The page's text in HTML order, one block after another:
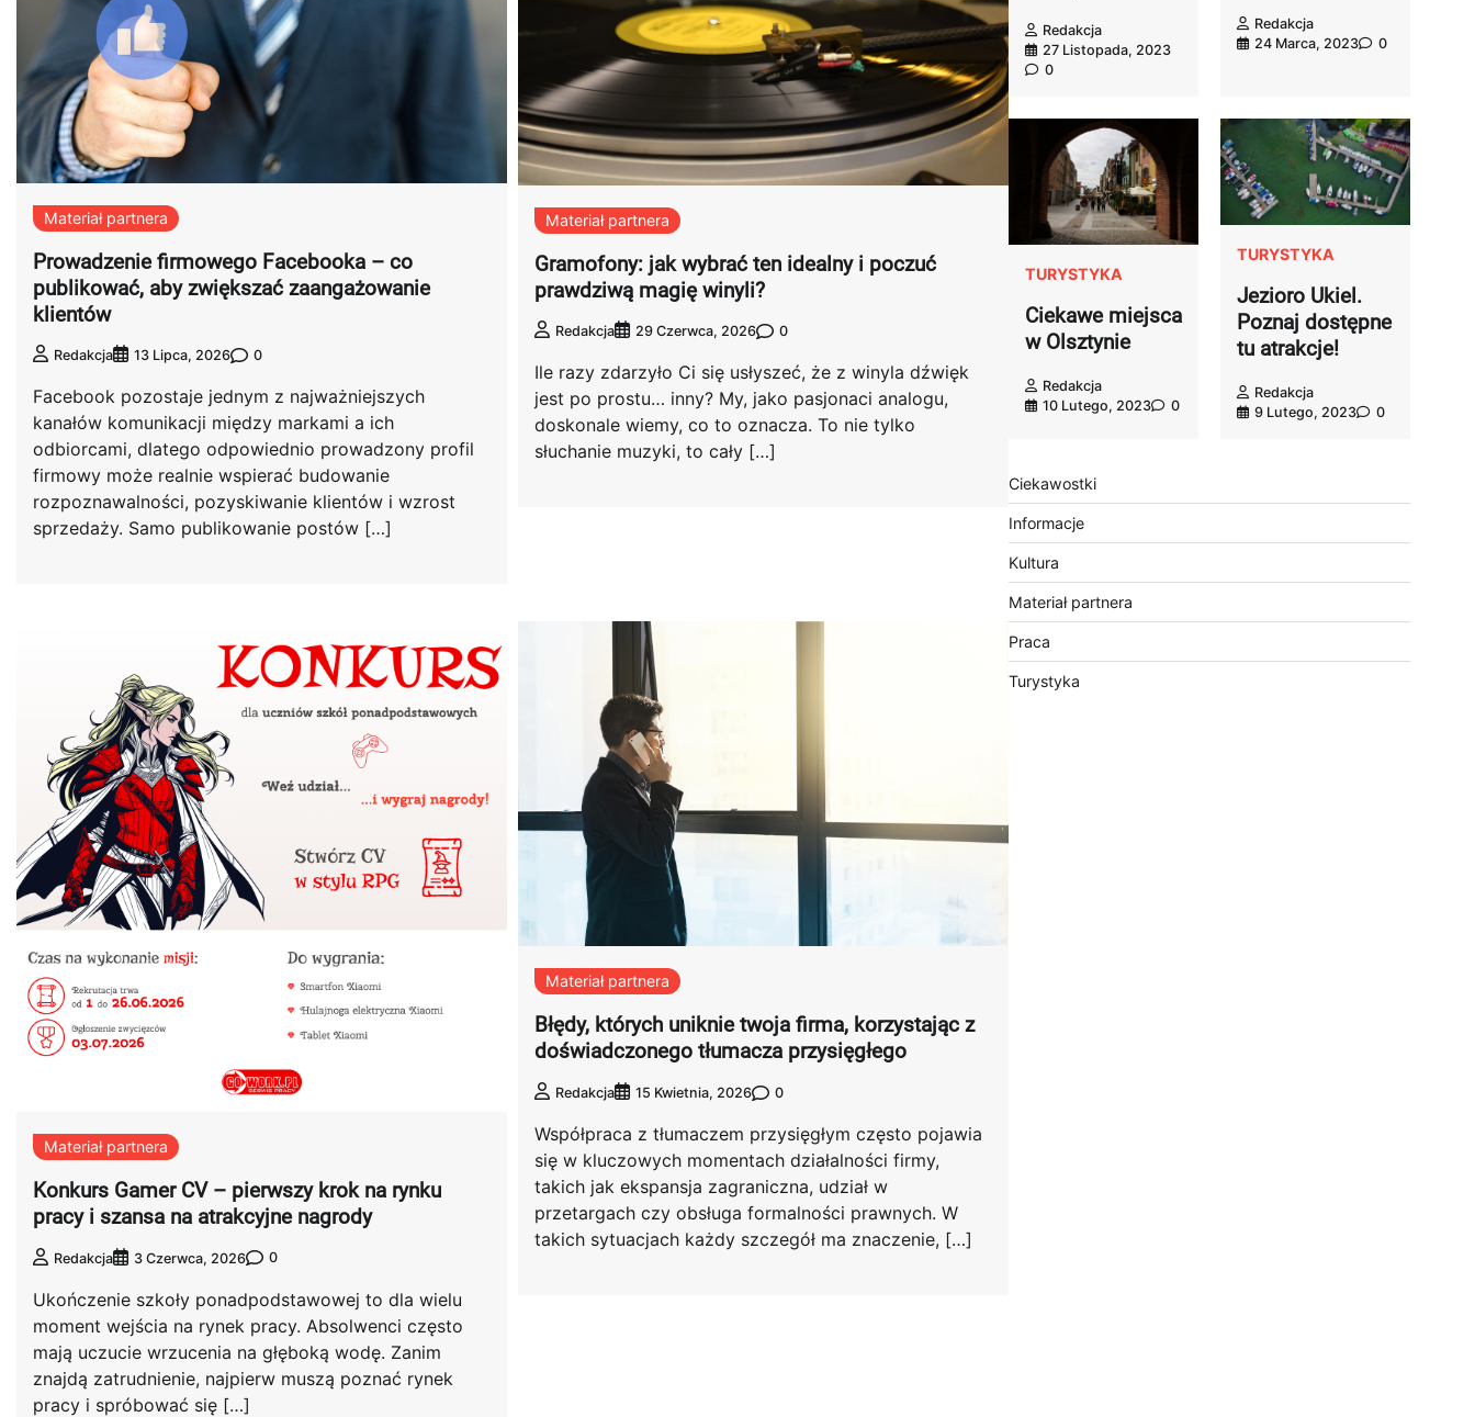
Materiał partnera
Prowadzenie firmowego Facebooka – co
publikować, aby zwiększać zaangażowanie
klientów
Redakcja 13 Lipca, 2026 0
Facebook pozostaje jednym z najważniejszych
kanałów komunikacji między markami a ich
odbiorcami, dlatego odpowiednio prowadzony profil
firmowy może realnie wspierać budowanie
rozpoznawalności, pozyskiwanie klientów i wzrost
sprzedaży. Samo publikowanie postów […]
Materiał partnera
Gramofony: jak wybrać ten idealny i poczuć
prawdziwą magię winyli?
Redakcja 29 Czerwca, 2026 0
Ile razy zdarzyło Ci się usłyszeć, że z winyla dźwięk
jest po prostu… inny? My, jako pasjonaci analogu,
doskonale wiemy, co to oznacza. To nie tylko
słuchanie muzyki, to cały […]
Materiał partnera
Konkurs Gamer CV – pierwszy krok na rynku
pracy i szansa na atrakcyjne nagrody
Redakcja 3 Czerwca, 2026 0
Ukończenie szkoły ponadpodstawowej to dla wielu
moment wejścia na rynek pracy. Absolwenci często
mają uczucie wrzucenia na głęboką wodę. Zanim
znajdą zatrudnienie, najpierw muszą poznać rynek
pracy i spróbować się […]
Materiał partnera
Błędy, których uniknie twoja firma, korzystając z
doświadczonego tłumacza przysięgłego
Redakcja 15 Kwietnia, 2026 0
Współpraca z tłumaczem przysięgłym często pojawia
się w kluczowych momentach działalności firmy,
takich jak ekspansja zagraniczna, udział w
przetargach czy obsługa formalności prawnych. W
takich sytuacjach każdy szczegół ma znaczenie, […]
Redakcja
27 Listopada, 2023
0
Redakcja
24 Marca, 2023
0
TURYSTYKA
Ciekawe miejsca
w Olsztynie
Redakcja
10 Lutego, 2023
0
TURYSTYKA
Jezioro Ukiel.
Poznaj dostępne
tu atrakcje!
Redakcja
9 Lutego, 2023
0
Ciekawostki
Informacje
Kultura
Materiał partnera
Praca
Turystyka